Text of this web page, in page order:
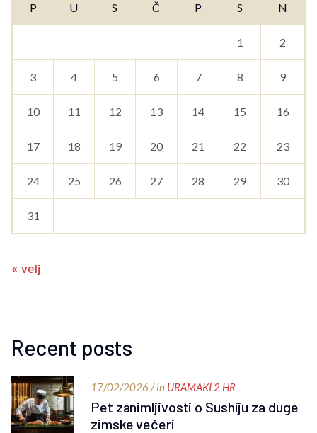
P U S Č P S N
1 2
3 4 5 6 7 8 9
10 11 12 13 14 15 16
17 18 19 20 21 22 23
24 25 26 27 28 29 30
31
« velj
Recent posts
17/02/2026 / in URAMAKI 2 HR
Pet zanimljivosti o Sushiju za duge
zimske večeri